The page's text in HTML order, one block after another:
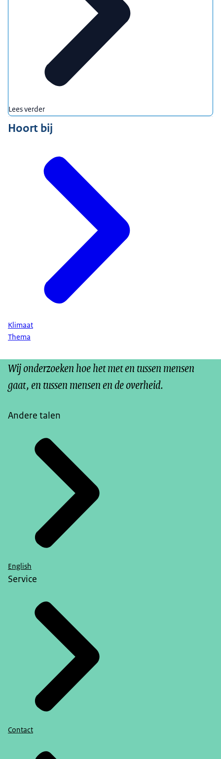
Lees verder
Hoort bij
Klimaat
Thema
Wij onderzoeken hoe het met en tussen mensen
gaat, en tussen mensen en de overheid.
Andere talen
English
Service
Contact